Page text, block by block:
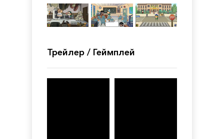
Трейлер / Геймплей